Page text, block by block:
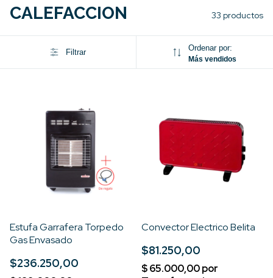
CALEFACCION 33 productos
Filtrar Ordenar por:
Más vendidos
Estufa Garrafera Torpedo
Gas Envasado
$236.250,00
Convector Electrico Belita
$81.250,00